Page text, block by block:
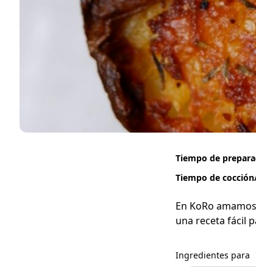
Tiempo de
Tiempo de
En KoRo
una receta fácil
Ingredientes para